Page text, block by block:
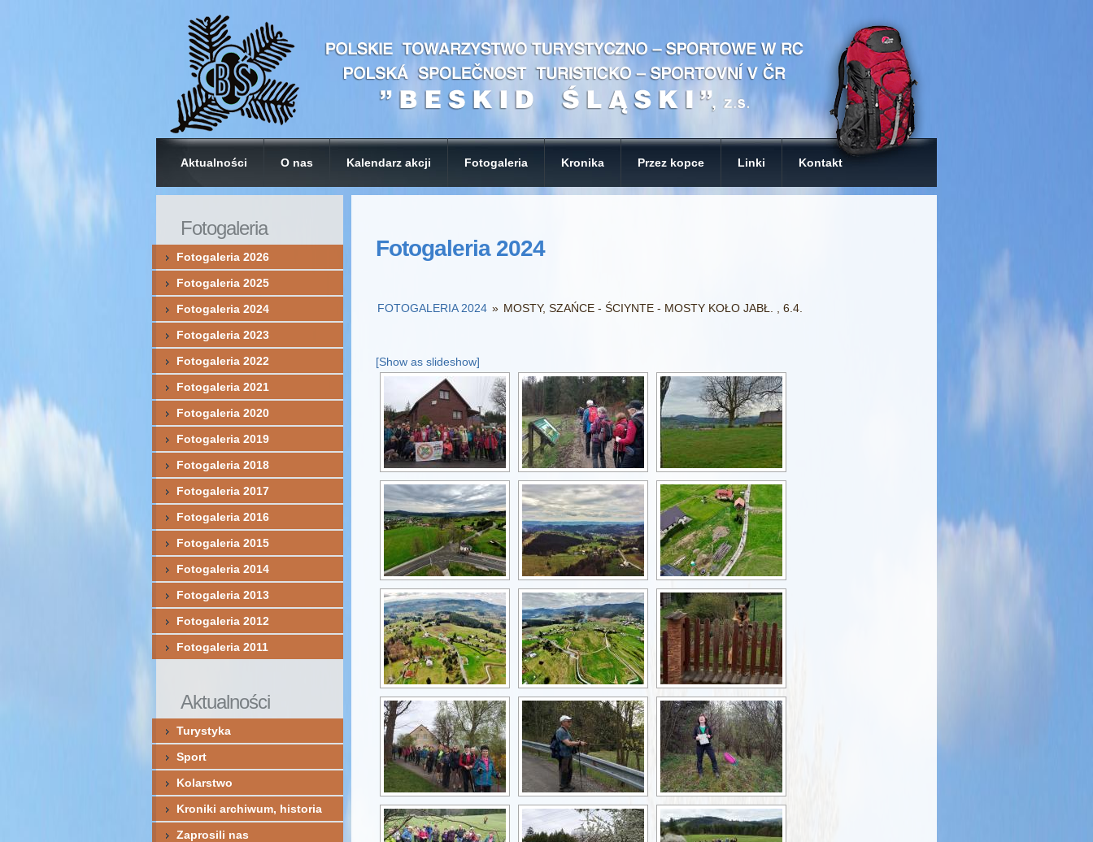
Aktualności O nas Kalendarz akcji Fotogaleria Kronika Przez kopce Linki Kontakt
Fotogaleria 2024
FOTOGALERIA 2024 » MOSTY, SZAŃCE - ŚCIYNTE - MOSTY KOŁO JABŁ. , 6.4.
[Show as slideshow]
Fotogaleria
Fotogaleria 2026
Fotogaleria 2025
Fotogaleria 2024
Fotogaleria 2023
Fotogaleria 2022
Fotogaleria 2021
Fotogaleria 2020
Fotogaleria 2019
Fotogaleria 2018
Fotogaleria 2017
Fotogaleria 2016
Fotogaleria 2015
Fotogaleria 2014
Fotogaleria 2013
Fotogaleria 2012
Fotogaleria 2011
Aktualności
Turystyka
Sport
Kolarstwo
Kroniki archiwum, historia
Zaprosili nas